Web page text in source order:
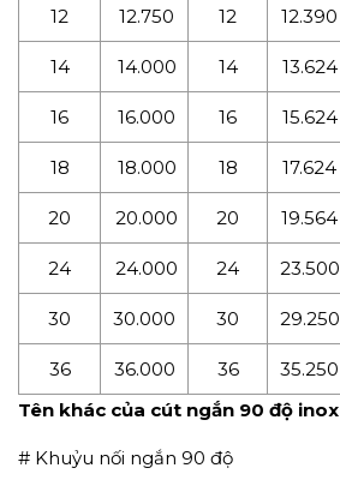
12 12.750 12 12.390
14 14.000 14 13.624
16 16.000 16 15.624
18 18.000 18 17.624
20 20.000 20 19.564
24 24.000 24 23.500
30 30.000 30 29.250
36 36.000 36 35.250
Tên khác của cút ngắn 90 độ inox
# Khuỷu nối ngắn 90 độ